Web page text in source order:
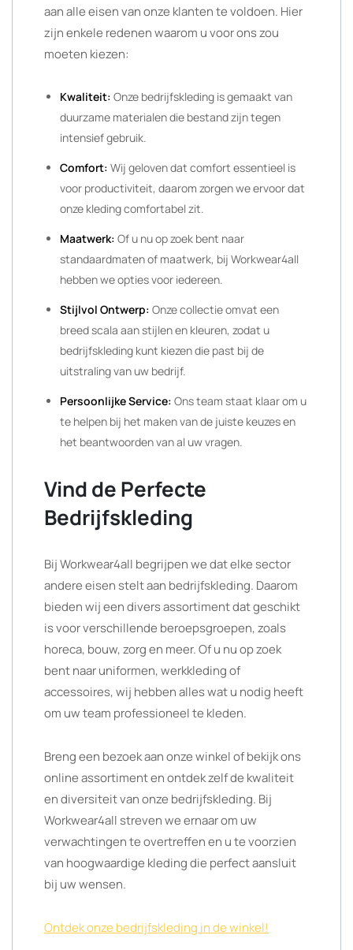
aan alle eisen van onze klanten te voldoen. Hier
zijn enkele redenen waarom u voor ons zou
moeten kiezen:
Kwaliteit: Onze bedrijfskleding is gemaakt van
duurzame materialen die bestand zijn tegen
intensief gebruik.
Comfort: Wij geloven dat comfort essentieel is
voor productiviteit, daarom zorgen we ervoor dat
onze kleding comfortabel zit.
Maatwerk: Of u nu op zoek bent naar
standaardmaten of maatwerk, bij Workwear4all
hebben we opties voor iedereen.
Stijlvol Ontwerp: Onze collectie omvat een
breed scala aan stijlen en kleuren, zodat u
bedrijfskleding kunt kiezen die past bij de
uitstraling van uw bedrijf.
Persoonlijke Service: Ons team staat klaar om u
te helpen bij het maken van de juiste keuzes en
het beantwoorden van al uw vragen.
Vind de Perfecte
Bedrijfskleding
Bij Workwear4all begrijpen we dat elke sector
andere eisen stelt aan bedrijfskleding. Daarom
bieden wij een divers assortiment dat geschikt
is voor verschillende beroepsgroepen, zoals
horeca, bouw, zorg en meer. Of u nu op zoek
bent naar uniformen, werkkleding of
accessoires, wij hebben alles wat u nodig heeft
om uw team professioneel te kleden.
Breng een bezoek aan onze winkel of bekijk ons
online assortiment en ontdek zelf de kwaliteit
en diversiteit van onze bedrijfskleding. Bij
Workwear4all streven we ernaar om uw
verwachtingen te overtreffen en u te voorzien
van hoogwaardige kleding die perfect aansluit
bij uw wensen.
Ontdek onze bedrijfskleding in de winkel!